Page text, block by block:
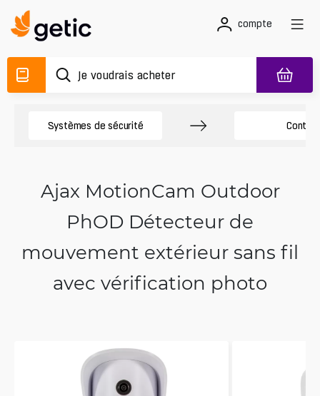
compte
Systèmes de sécurité
Ajax MotionCam Outdoor
PhOD Détecteur de
mouvement extérieur sans fil
avec vérification photo